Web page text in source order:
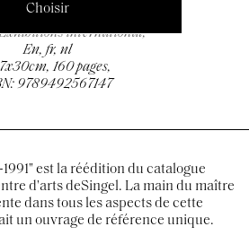
Exhibitions international,
En, fr, nl
160 pages,
9789492567147
est la réédition du catalogue
d'arts deSingel. La main du maître
dans tous les aspects de cette
un ouvrage de référence unique.
Choisir